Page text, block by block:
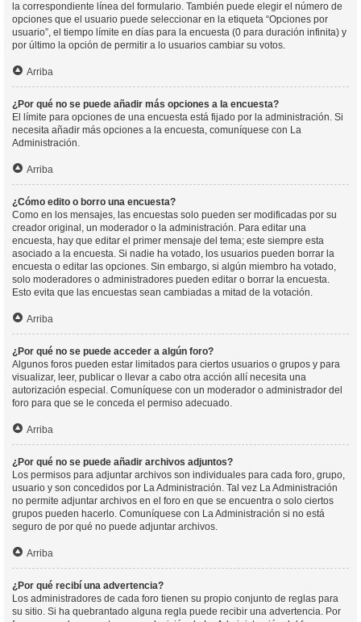
la correspondiente línea del formulario. También puede elegir el número de
opciones que el usuario puede seleccionar en la etiqueta “Opciones por
usuario”, el tiempo límite en días para la encuesta (0 para duración infinita) y
por último la opción de permitir a lo usuarios cambiar su votos.
Arriba
¿Por qué no se puede añadir más opciones a la encuesta?
El límite para opciones de una encuesta está fijado por la administración. Si
necesita añadir más opciones a la encuesta, comuníquese con La
Administración.
Arriba
¿Cómo edito o borro una encuesta?
Como en los mensajes, las encuestas solo pueden ser modificadas por su
creador original, un moderador o la administración. Para editar una
encuesta, hay que editar el primer mensaje del tema; este siempre esta
asociado a la encuesta. Si nadie ha votado, los usuarios pueden borrar la
encuesta o editar las opciones. Sin embargo, si algún miembro ha votado,
solo moderadores o administradores pueden editar o borrar la encuesta.
Esto evita que las encuestas sean cambiadas a mitad de la votación.
Arriba
¿Por qué no se puede acceder a algún foro?
Algunos foros pueden estar limitados para ciertos usuarios o grupos y para
visualizar, leer, publicar o llevar a cabo otra acción allí necesita una
autorización especial. Comuníquese con un moderador o administrador del
foro para que se le conceda el permiso adecuado.
Arriba
¿Por qué no se puede añadir archivos adjuntos?
Los permisos para adjuntar archivos son individuales para cada foro, grupo,
usuario y son concedidos por La Administración. Tal vez La Administración
no permite adjuntar archivos en el foro en que se encuentra o solo ciertos
grupos pueden hacerlo. Comuníquese con La Administración si no está
seguro de por qué no puede adjuntar archivos.
Arriba
¿Por qué recibí una advertencia?
Los administradores de cada foro tienen su propio conjunto de reglas para
su sitio. Si ha quebrantado alguna regla puede recibir una advertencia. Por